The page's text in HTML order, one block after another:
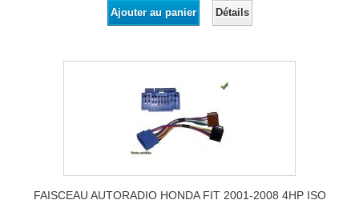
Ajouter au panier Détails
FAISCEAU AUTORADIO HONDA FIT 2001-2008 4HP ISO